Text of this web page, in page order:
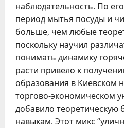
наблюдательность. По
период мытья посуды и
больше, чем любые
поскольку научил
понимать динамику
расти привело к
образования в Киевском
торгово-экономическом
добавило теоретическую
навыкам. Этот микс